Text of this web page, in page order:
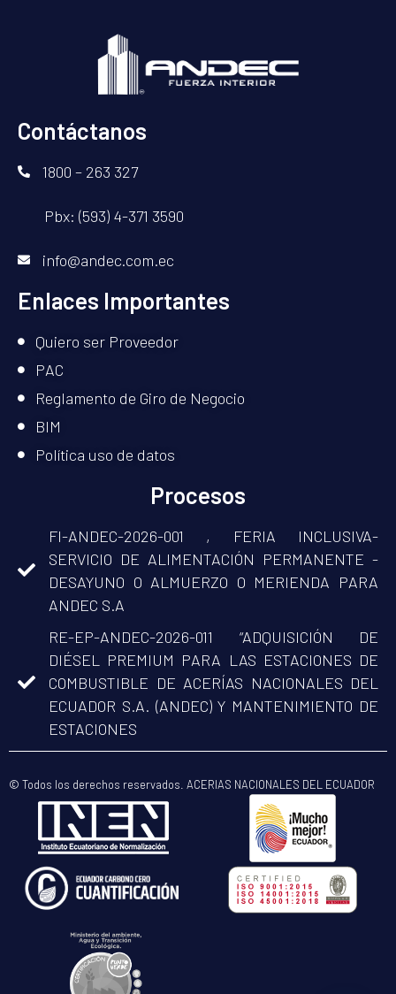
Contáctanos
1800 – 263 327
Pbx: (593) 4-371 3590
info@andec.com.ec
Enlaces Importantes
Quiero ser Proveedor
PAC
Reglamento de Giro de Negocio
BIM
Política uso de datos
Procesos
FI-ANDEC-2026-001 , FERIA INCLUSIVA-
SERVICIO DE ALIMENTACIÓN PERMANENTE -
DESAYUNO O ALMUERZO O MERIENDA PARA
ANDEC S.A
RE-EP-ANDEC-2026-011 “ADQUISICIÓN DE
DIÉSEL PREMIUM PARA LAS ESTACIONES DE
COMBUSTIBLE DE ACERÍAS NACIONALES DEL
ECUADOR S.A. (ANDEC) Y MANTENIMIENTO DE
ESTACIONES
© Todos los derechos reservados. ACERIAS NACIONALES DEL ECUADOR